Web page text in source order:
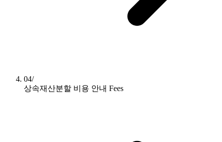
04/
상속재산분할 비용 안내 Fees